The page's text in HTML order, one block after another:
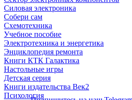
Силовая электроника
Собери сам
Схемотехника
Учебное пособие
Электротехника и энергетика
Энциклопедия ремонта
Книги КТК Галактика
Настольные игры
Детская серия
Книги издательства Век2
Психология